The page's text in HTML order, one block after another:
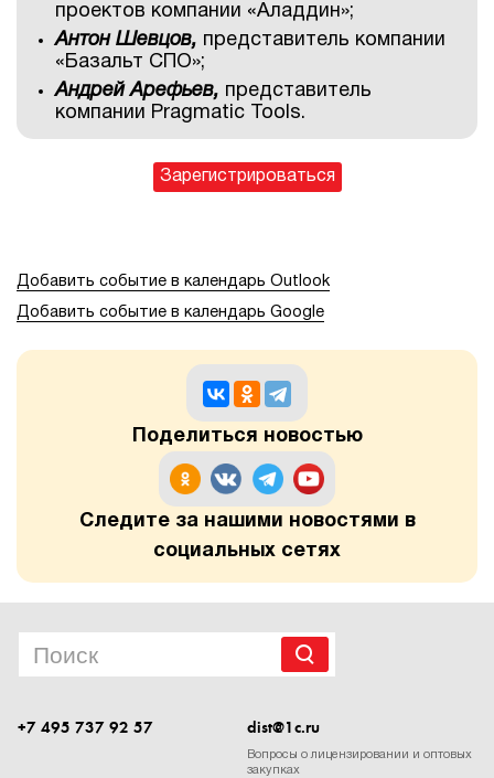
проектов компании «Аладдин»;
Антон Шевцов, представитель компании
«Базальт СПО»;
Андрей Арефьев, представитель
компании Pragmatic Tools.
Зарегистрироваться
Добавить событие в календарь Outlook
Добавить событие в календарь Google
Поделиться новостью
Следите за нашими новостями в
социальных сетях
+7 495 737 92 57 dist@1c.ru
Вопросы о лицензировании и оптовых
закупках